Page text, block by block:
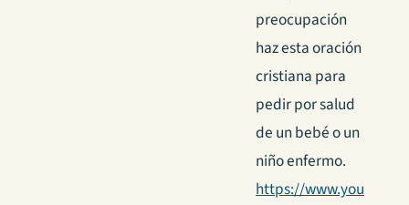
preocupación
haz esta oración
cristiana para
pedir por salud
de un bebé o un
niño enfermo.
https://www.you